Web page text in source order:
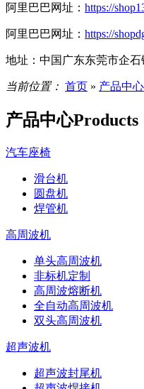
阿里巴巴网址： https://
阿里巴巴网址： https://
地址：中国广东东莞市企
当前位置： 首页 » 产品中心
产品中心Products
汽车座椅
滑台机
圆盘机
焊管机
高周波机
单头高周波机
非标机定制
高周波熔断机
全自动高周波机
双头高周波机
超声波机
超声波封尾机